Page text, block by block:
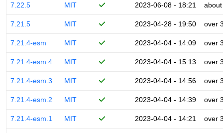
7.22.5 MIT 2023-06-08 - 18:21
7.21.5 MIT 2023-04-28 - 19:50 over
7.21.4-esm MIT 2023-04-04 - 14:09 over
7.21.4-esm.4 MIT 2023-04-04 - 15:13 over
7.21.4-esm.3 MIT 2023-04-04 - 14:56 over
7.21.4-esm.2 MIT 2023-04-04 - 14:39 over
7.21.4-esm.1 MIT 2023-04-04 - 14:21 over